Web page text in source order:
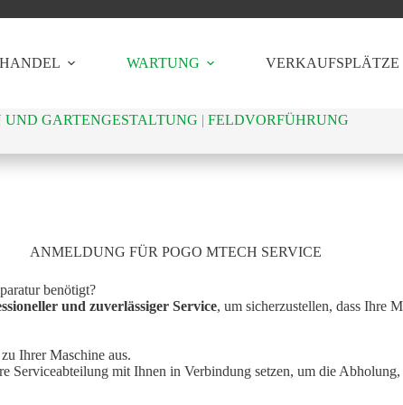
HANDEL WARTUNG VERKAUFSPLÄTZE
UND GARTENGESTALTUNG | FELDVORFÜHRUNG
ANMELDUNG FÜR POGO MTECH SERVICE
benötigt?
und zuverlässiger Service, um sicherzustellen, dass Ihre
Ihrer Maschine aus.
mit Ihnen in Verbindung setzen, um die